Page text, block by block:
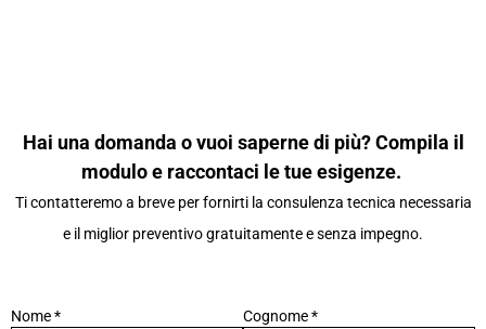
Hai una domanda o vuoi saperne di più? Compila il
modulo e raccontaci le tue esigenze.
Ti contatteremo a breve per fornirti la consulenza tecnica necessaria
e il miglior preventivo gratuitamente e senza impegno.
Nome * Cognome *